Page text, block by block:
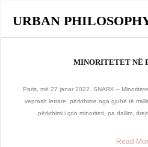
URBAN
MINORITETET NË
Paris, më 27 janar 2022. SNARK –
veprash letrare, përkthime nga gjuhë të
përkthimi i çdo minoriteti, pa dallim,
Read